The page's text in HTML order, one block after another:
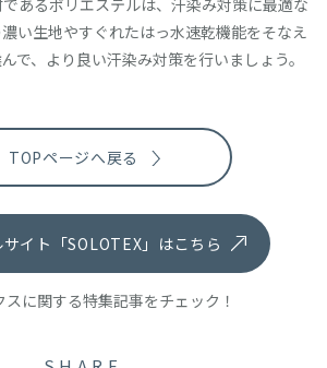
あるポリエステルは、汗染み対策に最適な
い生地やすぐれたはっ水速乾機能をそなえ
で、より良い汗染み対策を行いましょう。
TOPページへ戻る
イト「SOLOTEX」はこちら
スに関する特集記事をチェック！